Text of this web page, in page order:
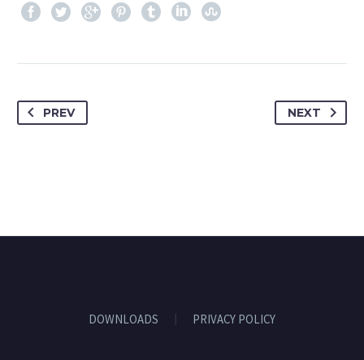
PREV NEXT
DOWNLOADS PRIVACY POLICY